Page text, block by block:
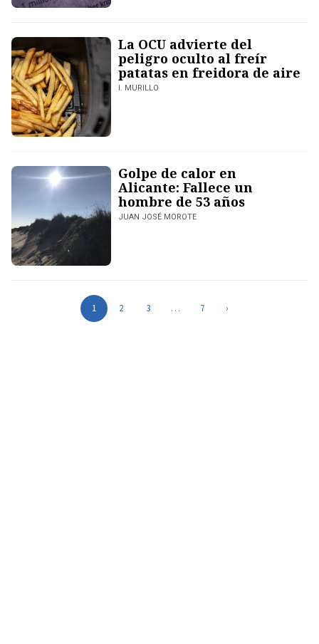
La OCU advierte del
peligro oculto al freír
patatas en freidora de aire
I. MURILLO
Golpe de calor en
Alicante: Fallece un
hombre de 53 años
JUAN JOSÉ MOROTE
1 2 3 … 7 ›